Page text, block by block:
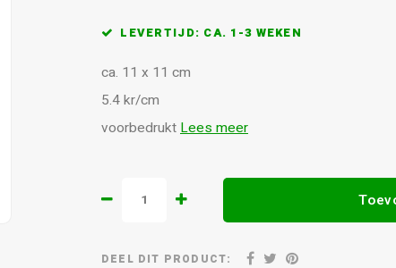
LEVERTIJD: CA. 1-3 WEKEN
ca. 11 x 11 cm
5.4 kr/cm
voorbedruktLees meer
DEEL DIT PRODUCT: